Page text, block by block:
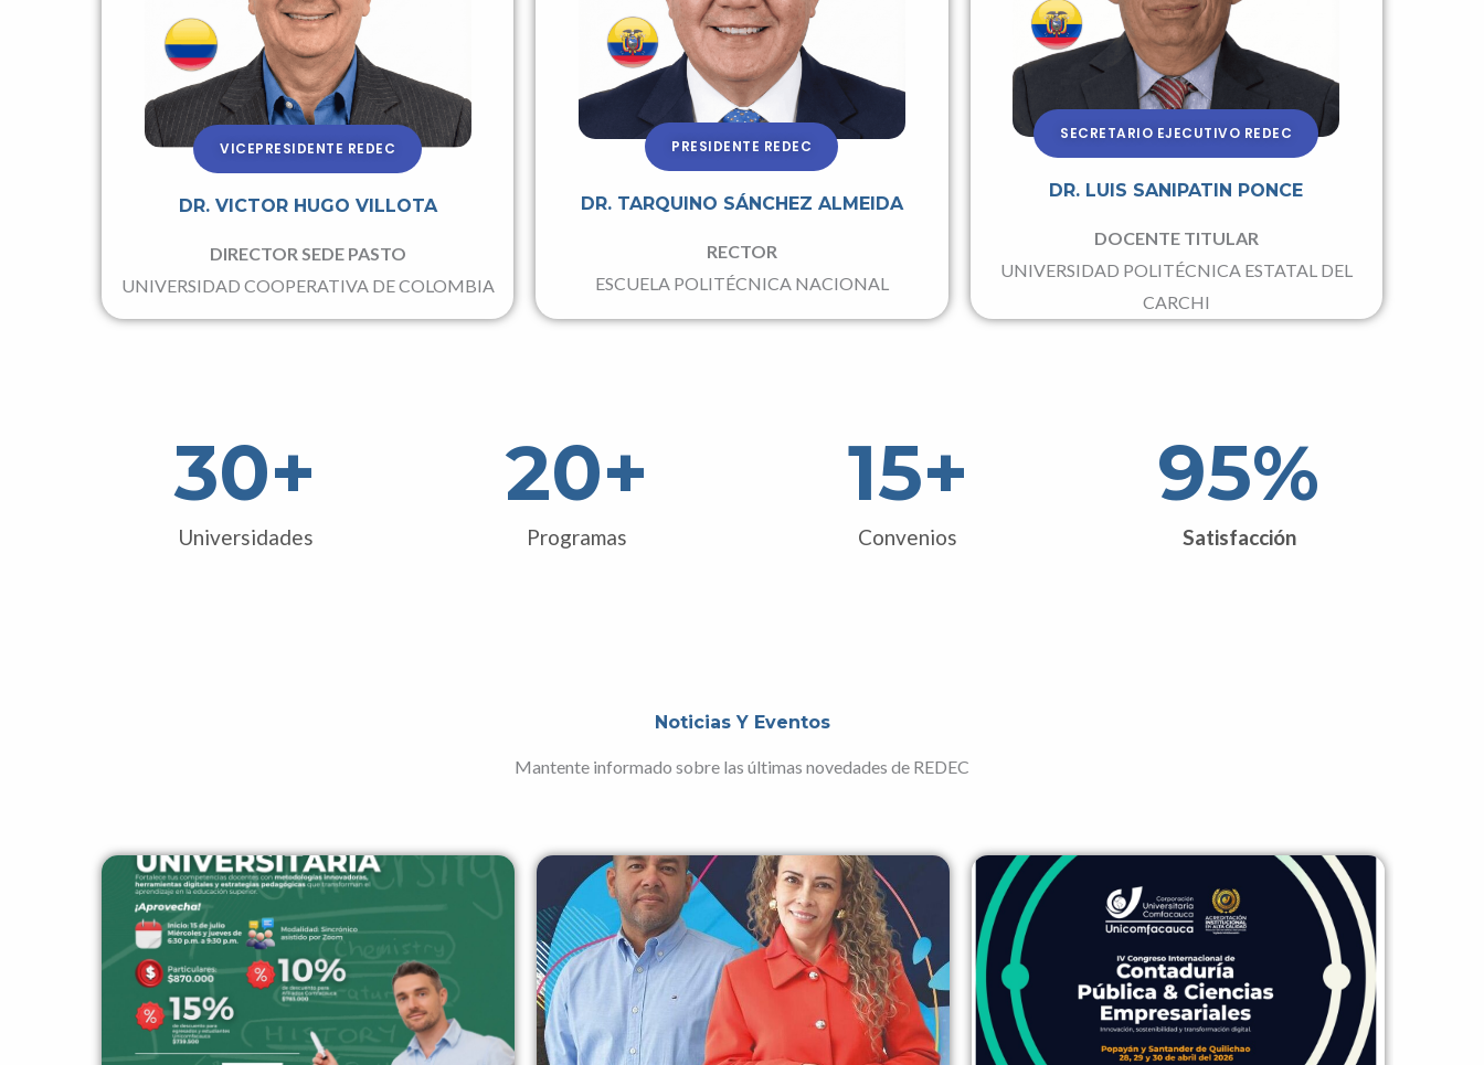
VICEPRESIDENTE REDEC
DR. VICTOR HUGO VILLOTA
DIRECTOR SEDE PASTO
UNIVERSIDAD COOPERATIVA DE COLOMBIA
PRESIDENTE REDEC
DR. TARQUINO SÁNCHEZ ALMEIDA
RECTOR
ESCUELA POLITÉCNICA NACIONAL
SECRETARIO EJECUTIVO REDEC
DR. LUIS SANIPATIN PONCE
DOCENTE TITULAR
UNIVERSIDAD POLITÉCNICA ESTATAL DEL
CARCHI
Universidades
30+
Programas
20+
Convenios
15+
Satisfacción
95%
Noticias Y Eventos
Mantente informado sobre las últimas novedades de REDEC